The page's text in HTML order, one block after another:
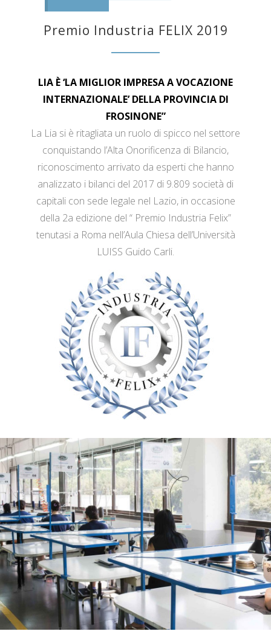
Premio Industria FELIX 2019
LIA È ‘LA MIGLIOR IMPRESA A VOCAZIONE
INTERNAZIONALE’ DELLA PROVINCIA DI
FROSINONE”
La Lia si è ritagliata un ruolo di spicco nel settore
conquistando l’Alta Onorificenza di Bilancio,
riconoscimento arrivato da esperti che hanno
analizzato i bilanci del 2017 di 9.809 società di
capitali con sede legale nel Lazio, in occasione
della 2a edizione del “ Premio Industria Felix”
tenutasi a Roma nell’Aula Chiesa dell’Università
LUISS Guido Carli.